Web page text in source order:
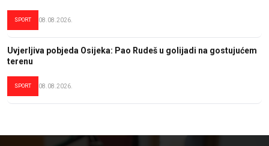
SPORT 08.08.2026.
Uvjerljiva pobjeda Osijeka: Pao Rudeš u golijadi na gostujućem
terenu
SPORT 08.08.2026.